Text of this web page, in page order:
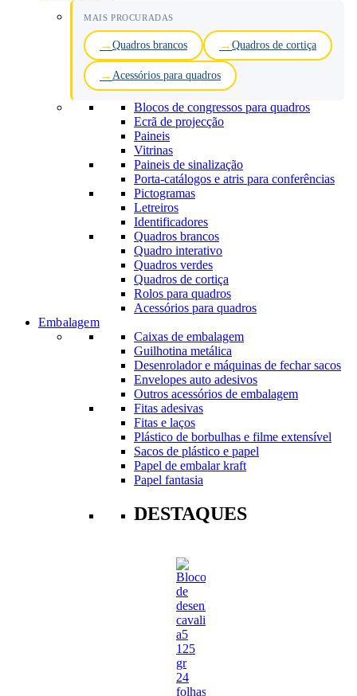
MAIS PROCURADAS
Quadros brancos Quadros de cortiça
Acessórios para quadros
Blocos de congressos para quadros
Ecrã de projecção
Paineis
Vitrinas
Paineis de sinalização
Porta-catálogos e atris para conferências
Pictogramas
Letreiros
Identificadores
Quadros brancos
Quadro interativo
Quadros verdes
Quadros de cortiça
Rolos para quadros
Acessórios para quadros
Embalagem
Caixas de embalagem
Guilhotina metálica
Desenrolador e máquinas de fechar sacos
Envelopes auto adesivos
Outros acessórios de embalagem
Fitas adesivas
Fitas e laços
Plástico de borbulhas e filme extensível
Sacos de plástico e papel
Papel de embalar kraft
Papel fantasia
DESTAQUES